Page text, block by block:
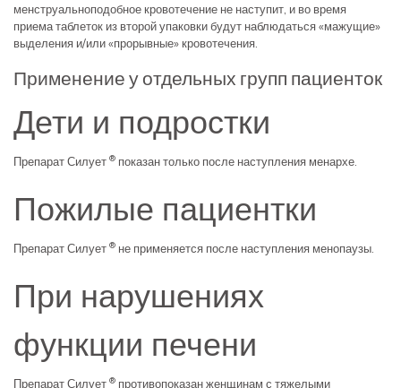
менструальноподобное кровотечение не наступит, и во время
приема таблеток из второй упаковки будут наблюдаться «мажущие»
выделения и/или «прорывные» кровотечения.
Применение у отдельных групп пациенток
Дети и подростки
Препарат Силует ® показан только после наступления менархе.
Пожилые пациентки
Препарат Силует ® не применяется после наступления менопаузы.
При нарушениях
функции печени
Препарат Силует ® противопоказан женщинам с тяжелыми